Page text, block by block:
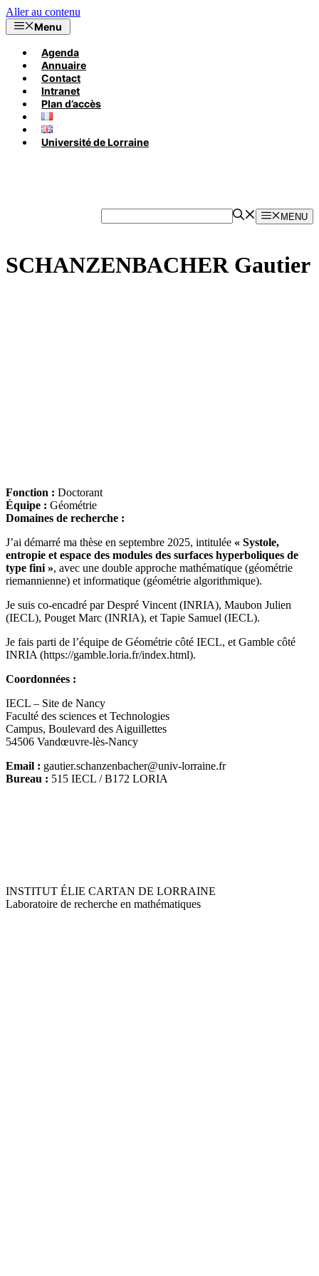
Aller au contenu
Menu
Agenda
Annuaire
Contact
Intranet
Plan d’accès
Université de Lorraine
MENU
SCHANZENBACHER Gautier
Fonction : Doctorant
Équipe : Géométrie
Domaines de recherche :
J’ai démarré ma thèse en septembre 2025, intitulée « Systole,
entropie et espace des modules des surfaces hyperboliques de
type fini », avec une double approche mathématique (géométrie
riemannienne) et informatique (géométrie algorithmique).
Je suis co-encadré par Despré Vincent (INRIA), Maubon Julien
(IECL), Pouget Marc (INRIA), et Tapie Samuel (IECL).
Je fais parti de l’équipe de Géométrie côté IECL, et Gamble côté
INRIA (https://gamble.loria.fr/index.html).
Coordonnées :
IECL – Site de Nancy
Faculté des sciences et Technologies
Campus, Boulevard des Aiguillettes
54506 Vandœuvre-lès-Nancy
Email : gautier.schanzenbacher@univ-lorraine.fr
Bureau : 515 IECL / B172 LORIA
INSTITUT ÉLIE CARTAN DE LORRAINE
Laboratoire de recherche en mathématiques